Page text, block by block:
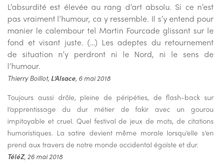
L’absurdité est élevée au rang d’art absolu. Si ce n’est
pas vraiment l’humour, ca y ressemble. Il s’y entend pour
manier le calembour tel Martin Fourcade glissant sur le
fond et visant juste. (…) Les adeptes du retournement
de situation n’y perdront ni le Nord, ni le sens de
l’humour.
Thierry Boillot, L’Alsace, 6 mai 2018
Toujours aussi drôle, pleine de péripéties, de flash-back sur
l’apprentissage du dur métier de fakir avec un gourou
impitoyable et cruel. Quel festival de jeux de mots, de citations
humoristiques. La satire devient même morale lorsqu’elle s’en
prend aux travers de notre monde occidental égoïste et dur.
TéléZ, 26 mai 2018